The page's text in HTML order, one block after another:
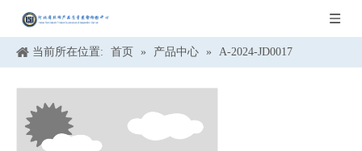
当前所在位置: 首页 » 产品中心 » A-2024-JD0017